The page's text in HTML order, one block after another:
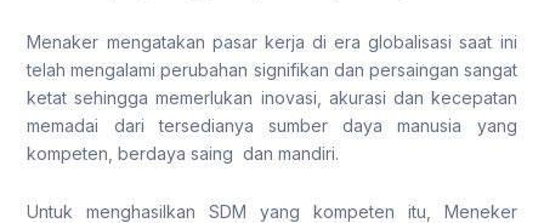
Menaker mengatakan pasar kerja di era globalisasi saat ini
telah mengalami perubahan signifikan dan persaingan sangat
ketat sehingga memerlukan inovasi, akurasi dan kecepatan
memadai dari tersedianya sumber daya manusia yang
kompeten, berdaya saing dan mandiri.
Untuk menghasilkan SDM yang kompeten itu, Meneker